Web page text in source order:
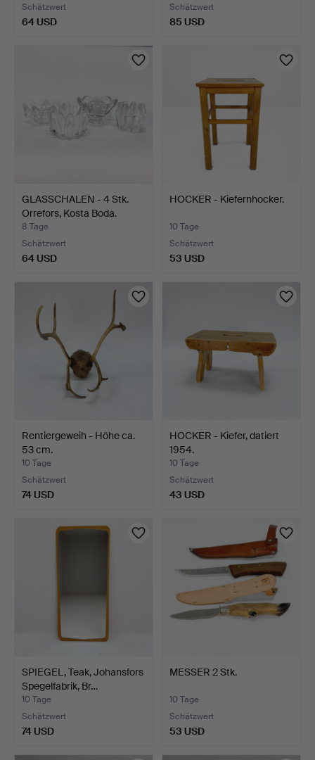
Schätzwert
64 USD
Schätzwert
85 USD
GLASSCHALEN - 4 Stk.
Orrefors, Kosta Boda.
8 Tage
Schätzwert
64 USD
HOCKER - Kiefernhocker.
10 Tage
Schätzwert
53 USD
Rentiergeweih - Höhe ca.
53 cm.
10 Tage
Schätzwert
74 USD
HOCKER - Kiefer, datiert
1954.
10 Tage
Schätzwert
43 USD
SPIEGEL, Teak, Johansfors
Spegelfabrik, Br…
10 Tage
Schätzwert
74 USD
MESSER 2 Stk.
10 Tage
Schätzwert
53 USD